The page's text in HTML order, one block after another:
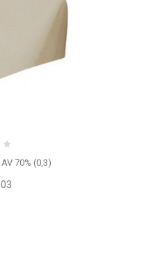
70% (0,3)